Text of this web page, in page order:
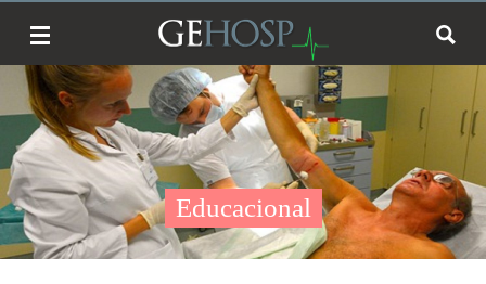
Educacional